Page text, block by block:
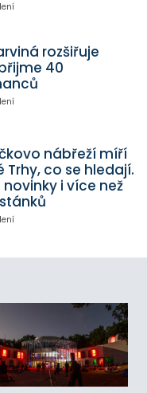
rozšiřuje
40
nábřeží míří
Trhy, co se hledají.
novinky i více než